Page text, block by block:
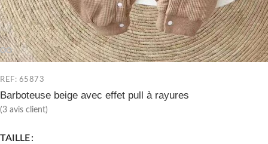
REF: 65873
Barboteuse beige avec effet pull à rayures
(3 avis client)
TAILLE